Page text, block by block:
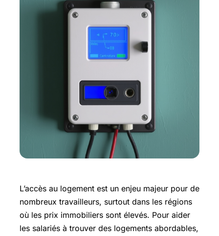
L’accès au logement est un enjeu majeur pour de
nombreux travailleurs, surtout dans les régions
où les prix immobiliers sont élevés. Pour aider
les salariés à trouver des logements abordables,